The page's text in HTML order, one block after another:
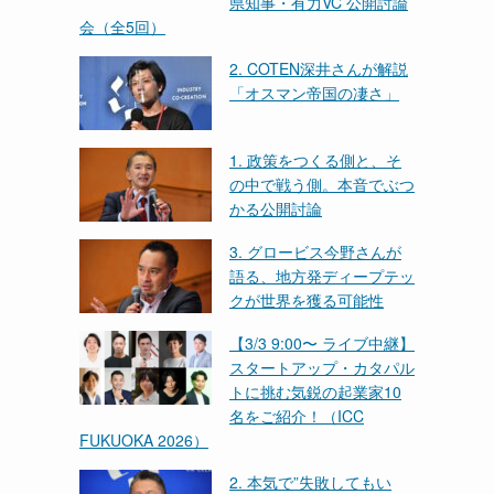
会（全5回）
2. COTEN深井さんが解説
「オスマン帝国の凄さ」
1. 政策をつくる側と、そ
の中で戦う側。本音でぶつ
かる公開討論
3. グロービス今野さんが
語る、地方発ディープテッ
クが世界を獲る可能性
【3/3 9:00〜 ライブ中継】
スタートアップ・カタパル
トに挑む気鋭の起業家10
名をご紹介！（ICC
FUKUOKA 2026）
2. 本気で”失敗してもい